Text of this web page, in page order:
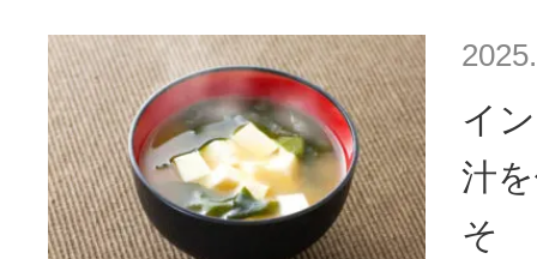
イ
汁
そ